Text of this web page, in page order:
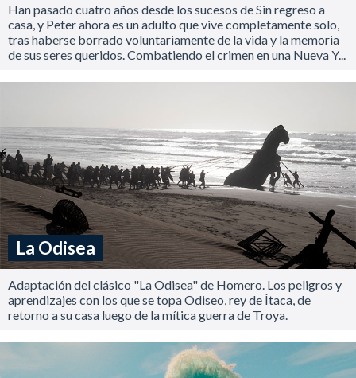
Han pasado cuatro años desde los sucesos de Sin regreso a
casa, y Peter ahora es un adulto que vive completamente solo,
tras haberse borrado voluntariamente de la vida y la memoria
de sus seres queridos. Combatiendo el crimen en una Nueva Y...
La Odisea
Adaptación del clásico "La Odisea" de Homero. Los peligros y
aprendizajes con los que se topa Odiseo, rey de Ítaca, de
retorno a su casa luego de la mítica guerra de Troya.